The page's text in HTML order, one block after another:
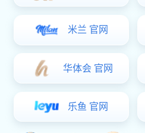
机柜钣金加工